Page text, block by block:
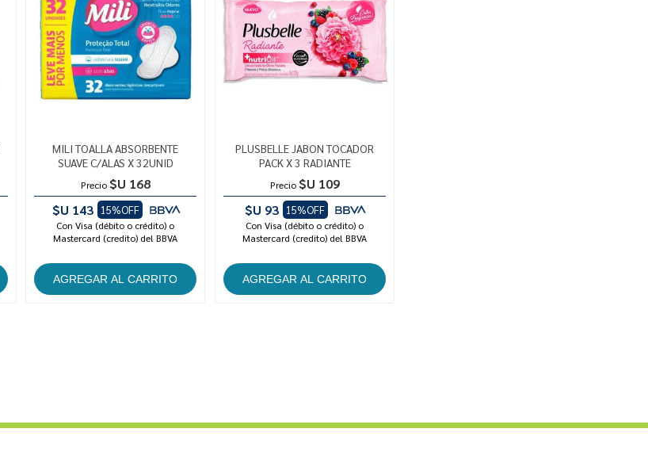
MILI TOALLA ABSORBENTE
SUAVE C/ALAS X 32UNID
Precio $U 168
$U 143 15%OFF
Con Visa (débito o crédito) o
Mastercard (credito) del BBVA
PLUSBELLE JABON TOCADOR
PACK X 3 RADIANTE
Precio $U 109
$U 93 15%OFF
Con Visa (débito o crédito) o
Mastercard (credito) del BBVA